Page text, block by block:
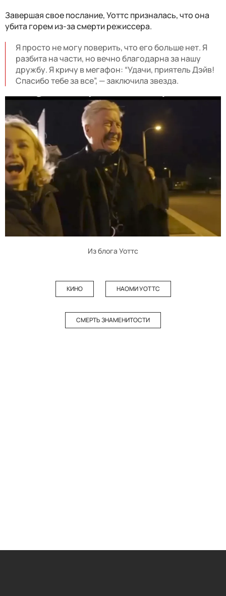
Завершая свое послание, Уоттс призналась, что она
убита горем из-за смерти режиссера.
Я просто не могу поверить, что его больше нет. Я
разбита на части, но вечно благодарна за нашу
дружбу. Я кричу в мегафон: “Удачи, приятель Дэйв!
Спасибо тебе за все”, — заключила звезда.
Из блога Уоттс
КИНО НАОМИ УОТТС
СМЕРТЬ ЗНАМЕНИТОСТИ